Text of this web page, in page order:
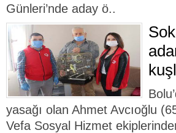
Günleri’nde aday ö..
yasağı olan Ahmet Avcıoğlu
Vefa Sosyal Hizmet